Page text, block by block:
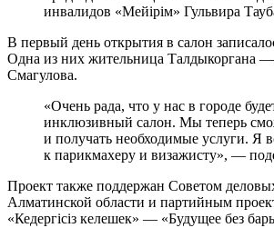
инвалидов «Мейірім» Гульвира
В первый день открытия в салон
Одна из них жительница Талдыкоргана
Смагулова.
«Очень рада, что у нас в городе
инклюзивный салон. Мы теперь
и получать необходимые услуги. Я
к парикмахеру и визажисту», —
Проект также поддержан Советом
Алматинской области и партийным
«Кедергісіз келешек» — «Будущее без